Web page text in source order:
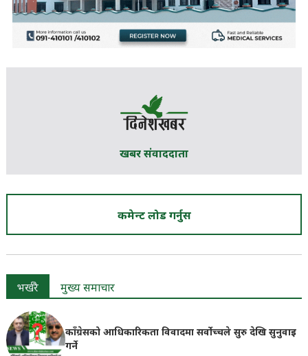
खबर संवाददाता
कमेन्ट लोड गर्नुस
भर्खरै मुख्य समाचार
काँग्रेसको आधिकारिकता विवादमा सर्वोच्चले सुरु देखि सुनुवाइ
गर्ने